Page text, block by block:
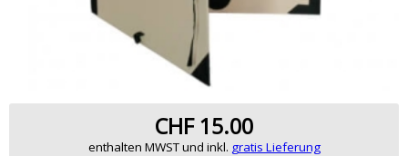
CHF 15.00
enthalten MWST und inkl. gratis Lieferung